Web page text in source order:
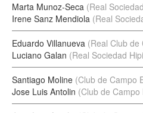
Marta Munoz-Seca (Real
Irene Sanz Mendiola (Real
Eduardo Villanueva (Real Club de
Luciano Galan (Real Sociedad
Santiago Moline (Club de Campo
Jose Luis Antolin (Club de Campo